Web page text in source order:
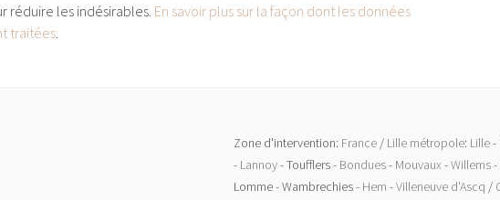
réduire les indésirables. En savoir plus sur la façon dont les données
traitées
Zone d'intervention: France / Lille métropole: Lille-
- Lannoy- Toufflers - Bondues- Mouvaux-Willems-
Lomme - Wambrechies - Hem -Villeneuve d'Ascq /